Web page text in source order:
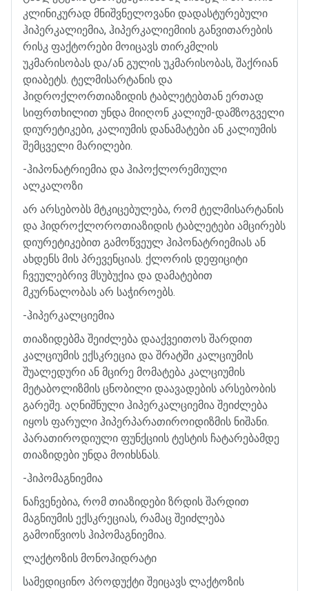
კლინიკურად მნიშვნელოვანი დადასტურებული
ჰიპერკალიემია, ჰიპერკალიემიის განვითარების
რისკ ფაქტორები მოიცავს თირკმლის
უკმარისობას და/ან გულის უკმარისობას, შაქრიან
დიაბეტს. ტელმისარტანის და
ჰიდროქლორთიაზიდის ტაბლეტებთან ერთად
სიფრთხილით უნდა მიიღონ კალიუმ-დამზოგველი
დიურეტიკები, კალიუმის დანამატები ან კალიუმის
შემცველი მარილები.
-ჰიპონატრიემია და ჰიპოქლორემიული
ალკალოზი
არ არსებობს მტკიცებულება, რომ ტელმისარტანის
და ჰიდროქლოროთიაზიდის ტაბლეტები ამცირებს
დიურეტიკებით გამოწვეულ ჰიპონატრიემიას ან
ახდენს მის პრევენციას. ქლორის დეფიციტი
ჩვეულებრივ მსუბუქია და დამატებით
მკურნალობას არ საჭიროებს.
-ჰიპერკალციემია
თიაზიდებმა შეიძლება დააქვეითოს შარდით
კალციუმის ექსკრეცია და შრატში კალციუმის
შუალედური ან მცირე მომატება კალციუმის
მეტაბოლიზმის ცნობილი დაავადების არსებობის
გარეშე. აღნიშნული ჰიპერკალციემია შეიძლება
იყოს ფარული ჰიპერპარათიროიდიზმის ნიშანი.
პარათიროდიული ფუნქციის ტესტის ჩატარებამდე
თიაზიდები უნდა მოიხსნას.
-ჰიპომაგნიემია
ნაჩვენებია, რომ თიაზიდები ზრდის შარდით
მაგნიუმის ექსკრეციას, რამაც შეიძლება
გამოიწვიოს ჰიპომაგნიემია.
ლაქტოზის მონოჰიდრატი
სამედიცინო პროდუქტი შეიცავს ლაქტოზის